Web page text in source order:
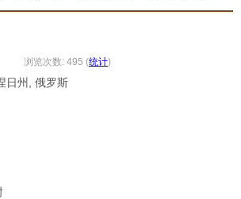
浏览次数: 495 (统计)
日州, 俄罗斯